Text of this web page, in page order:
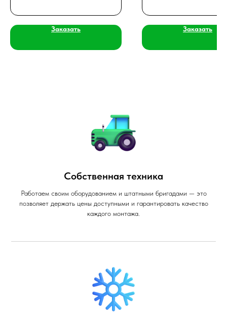
Заказать Заказать
Собственная техника
Работаем своим оборудованием и штатными бригадами — это
позволяет держать цены доступными и гарантировать качество
каждого монтажа.